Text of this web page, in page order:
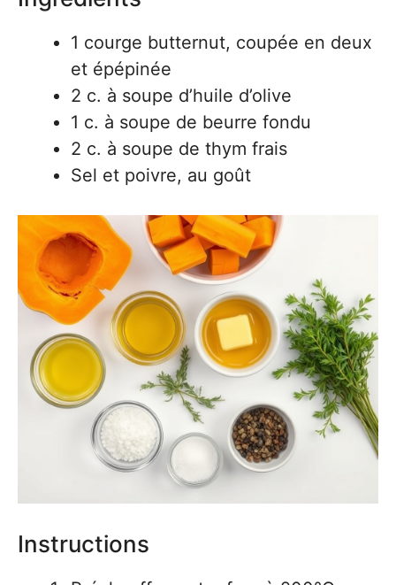
1 courge butternut, coupée en deux
et épépinée
2 c. à soupe d’huile d’olive
1 c. à soupe de beurre fondu
2 c. à soupe de thym frais
Sel et poivre, au goût
Instructions